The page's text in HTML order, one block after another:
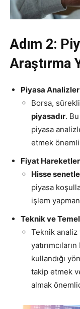
Adım 2:
Araştırma
Piyasa
Borsa,
piyasadır.
piyasa
etmek
Fiyat
Hisse
piyasa
işlem
Teknik ve
Teknik
kullandığı
takip etmek
almak